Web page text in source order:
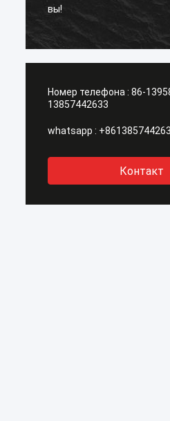
вы!
Номер телефона : 86-
13857442633
whatsapp :
Контакт